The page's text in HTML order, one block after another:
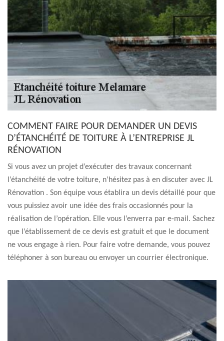
COMMENT FAIRE POUR DEMANDER UN DEVIS
D’ÉTANCHÉITÉ DE TOITURE À L’ENTREPRISE JL
RÉNOVATION
Si vous avez un projet d’exécuter des travaux concernant
l’étanchéité de votre toiture, n’hésitez pas à en discuter avec JL
Rénovation . Son équipe vous établira un devis détaillé pour que
vous puissiez avoir une idée des frais occasionnés pour la
réalisation de l’opération. Elle vous l’enverra par e-mail. Sachez
que l’établissement de ce devis est gratuit et que le document
ne vous engage à rien. Pour faire votre demande, vous pouvez
téléphoner à son bureau ou envoyer un courrier électronique.